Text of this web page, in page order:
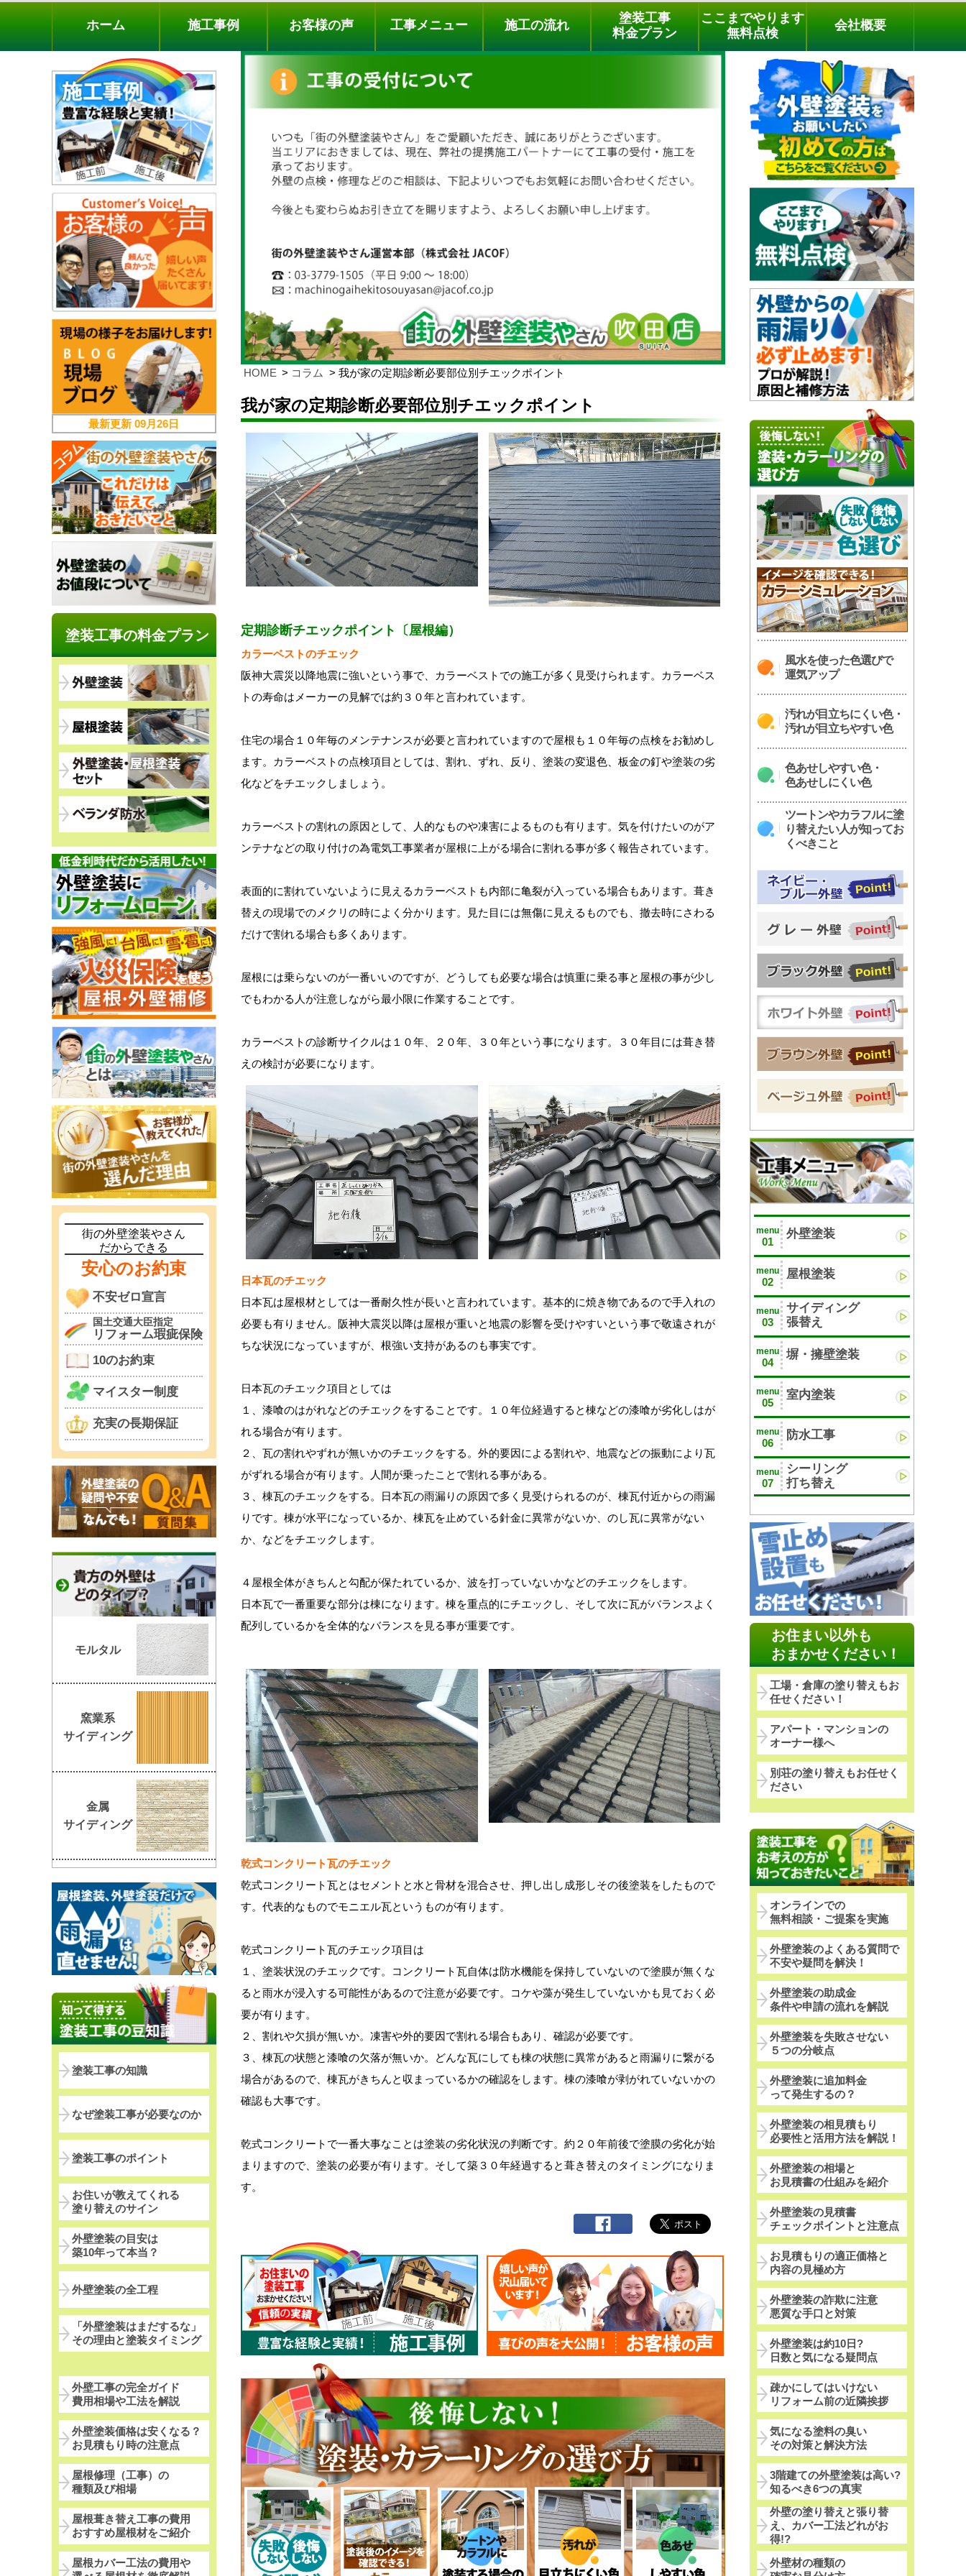
料金プラン 無料点検
電話でのご相談
[9時～18時まで受付中]
phone
ホーム 施工事例 お客様の声 工事メニュー 施工の流れ
塗装工事
料金プラン
ここまでやります
無料点検
会社概要
HOME コラム 我が家の定期診断必要部位別チエックポイント
我が家の定期診断必要部位別チエックポイント
定期診断チエックポイント〔屋根編）
カラーベストのチエック
阪神大震災以降地震に強いという事で、カラーベストでの施工が多く見受けられます。カラーベス
トの寿命はメーカーの見解では約３０年と言われています。
住宅の場合１０年毎のメンテナンスが必要と言われていますので屋根も１０年毎の点検をお勧めし
ます。カラーベストの点検項目としては、割れ、ずれ、反り、塗装の変退色、板金の釘や塗装の劣
化などをチエックしましょう。
カラーベストの割れの原因として、人的なものや凍害によるものも有ります。気を付けたいのがア
ンテナなどの取り付けの為電気工事業者が屋根に上がる場合に割れる事が多く報告されています。
表面的に割れていないように見えるカラーベストも内部に亀裂が入っている場合もあります。葺き
替えの現場でのメクリの時によく分かります。見た目には無傷に見えるものでも、撤去時にさわる
だけで割れる場合も多くあります。
屋根には乗らないのが一番いいのですが、どうしても必要な場合は慎重に乗る事と屋根の事が少し
でもわかる人が注意しながら最小限に作業することです。
カラーベストの診断サイクルは１０年、２０年、３０年という事になります。３０年目には葺き替
えの検討が必要になります。
日本瓦のチエック
日本瓦は屋根材としては一番耐久性が長いと言われています。基本的に焼き物であるので手入れの
必要も有りません。阪神大震災以降は屋根が重いと地震の影響を受けやすいという事で敬遠されが
ちな状況になっていますが、根強い支持があるのも事実です。
日本瓦のチエック項目としては
１、漆喰のはがれなどのチエックをすることです。１０年位経過すると棟などの漆喰が劣化しはが
れる場合が有ります。
２、瓦の割れやずれが無いかのチエックをする。外的要因による割れや、地震などの振動により瓦
がずれる場合が有ります。人間が乗ったことで割れる事がある。
３、棟瓦のチエックをする。日本瓦の雨漏りの原因で多く見受けられるのが、棟瓦付近からの雨漏
りです。棟が水平になっているか、棟瓦を止めている針金に異常がないか、のし瓦に異常がない
か、などをチエックします。
４屋根全体がきちんと勾配が保たれているか、波を打っていないかなどのチエックをします。
日本瓦で一番重要な部分は棟になります。棟を重点的にチエックし、そして次に瓦がバランスよく
配列しているかを全体的なバランスを見る事が重要です。
乾式コンクリート瓦のチエック
乾式コンクリート瓦とはセメントと水と骨材を混合させ、押し出し成形しその後塗装をしたもので
す。代表的なものでモニエル瓦というものが有ります。
乾式コンクリート瓦のチエック項目は
１、塗装状況のチエックです。コンクリート瓦自体は防水機能を保持していないので塗膜が無くな
ると雨水が浸入する可能性があるので注意が必要です。コケや藻が発生していないかも見ておく必
要が有ります。
２、割れや欠損が無いか。凍害や外的要因で割れる場合もあり、確認が必要です。
３、棟瓦の状態と漆喰の欠落が無いか。どんな瓦にしても棟の状態に異常があると雨漏りに繋がる
場合があるので、棟瓦がきちんと収まっているかの確認をします。棟の漆喰が剥がれていないかの
確認も大事です。
乾式コンクリートで一番大事なことは塗装の劣化状況の判断です。約２０年前後で塗膜の劣化が始
まりますので、塗装の必要が有ります。そして築３０年経過すると葺き替えのタイミングになりま
す。
風水を使った色選びで
運気アップ
汚れが目立ちにくい色・
汚れが目立ちやすい色
色あせしやすい色・
色あせしにくい色
ツートンやカラフルに塗
り替えたい人が知ってお
くべきこと
menu
01
外壁塗装
menu
02
屋根塗装
menu
03
サイディング
張替え
menu
04
塀・擁壁塗装
menu
05
室内塗装
menu
06
防水工事
menu
07
シーリング
打ち替え
お住まい以外も
おまかせください！
工場・倉庫の塗り替えもお
任せください！
アパート・マンションの
オーナー様へ
別荘の塗り替えもお任せく
ださい
オンラインでの
無料相談・ご提案を実施
外壁塗装のよくある質問で
不安や疑問を解決！
外壁塗装の助成金
条件や申請の流れを解説
外壁塗装を失敗させない
５つの分岐点
外壁塗装に追加料金
って発生するの？
外壁塗装の相見積もり
必要性と活用方法を解説！
外壁塗装の相場と
お見積書の仕組みを紹介
外壁塗装の見積書
チェックポイントと注意点
お見積もりの適正価格と
内容の見極め方
外壁塗装の詐欺に注意
悪質な手口と対策
外壁塗装は約10日?
日数と気になる疑問点
疎かにしてはいけない
リフォーム前の近隣挨拶
気になる塗料の臭い
その対策と解決方法
3階建ての外壁塗装は高い?
知るべき6つの真実
外壁の塗り替えと張り替
え、カバー工法どれがお
得!?
外壁材の種類の
最新更新09月26日
塗装工事の料金プラン
街の外壁塗装やさん
だからできる
安心のお約束
不安ゼロ宣言
国土交通大臣指定
リフォーム瑕疵保険
10のお約束
マイスター制度
充実の長期保証
モルタル
窯業系
サイディング
金属
サイディング
塗装工事の知識
なぜ塗装工事が必要なのか
塗装工事のポイント
お住いが教えてくれる
塗り替えのサイン
外壁塗装の目安は
築10年って本当？
外壁塗装の全工程
「外壁塗装はまだするな」
その理由と塗装タイミング
外壁工事の完全ガイド
費用相場や工法を解説
外壁塗装価格は安くなる？
お見積もり時の注意点
屋根修理（工事）の
種類及び相場
屋根葺き替え工事の費用
おすすめ屋根材をご紹介
屋根カバー工法の費用や